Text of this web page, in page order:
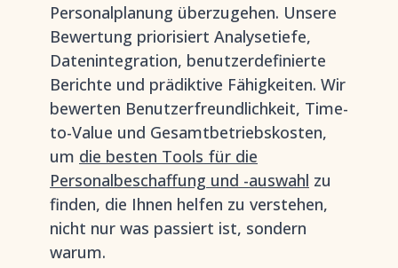
Personalplanung überzugehen. Unsere
Bewertung priorisiert Analysetiefe,
Datenintegration, benutzerdefinierte
Berichte und prädiktive Fähigkeiten. Wir
bewerten Benutzerfreundlichkeit, Time-
to-Value und Gesamtbetriebskosten,
um die besten Tools für die
Personalbeschaffung und -auswahl zu
finden, die Ihnen helfen zu verstehen,
nicht nur was passiert ist, sondern
warum.